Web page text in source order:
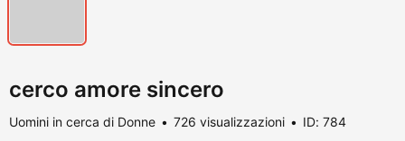
cerco amore sincero
Uomini in cerca di Donne 726 visualizzazioni ID: 784